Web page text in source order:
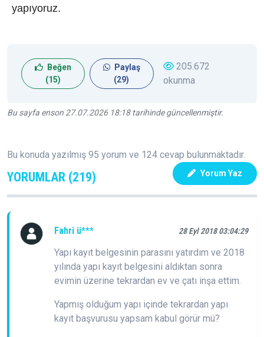
yapıyoruz.
Beğen
(15)
Paylaş
(29)
205.672
okunma
Bu sayfa enson 27.07.2026 18:18 tarihinde güncellenmiştir.
Bu konuda yazılmış 95 yorum ve 124 cevap bulunmaktadır.
YORUMLAR (219) Yorum Yaz
Fahri ü*** 28 Eyl 2018 03:04:29
Yapı kayıt belgesinin parasını yatırdım ve 2018
yılında yapı kayıt belgesini aldıktan sonra
evimin üzerine tekrardan ev ve çatı inşa ettim.
Yapmış olduğum yapı içinde tekrardan yapı
kayıt başvurusu yapsam kabul görür mü?